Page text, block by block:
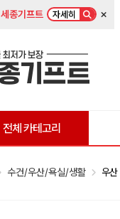
세종기프트 자세히 ×
전체 카테고리
수건/우산/욕실/생활 우산